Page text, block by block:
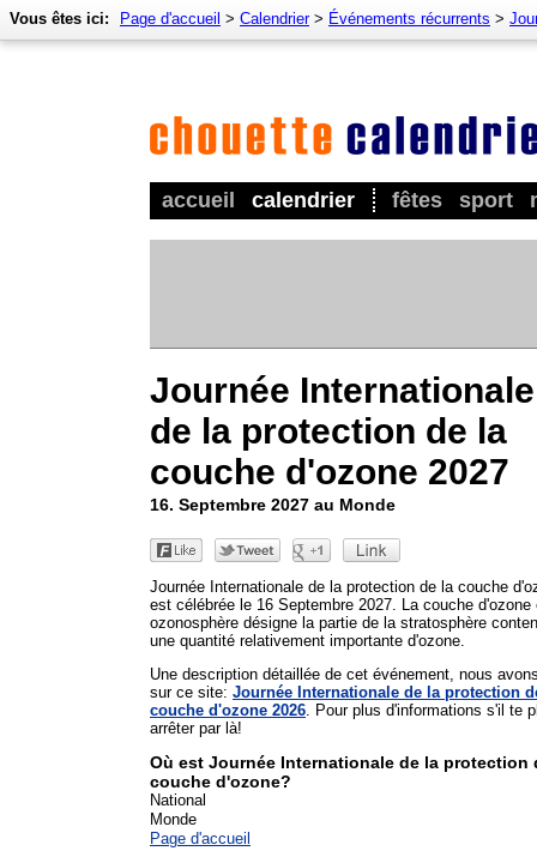
accueil calendrier fêtes sport
Vous êtes ici: Page d'accueil > Calendrier> Événements récurrents >
Journée Internationale
de la protection de la
couche d'ozone 2027
16. Septembre 2027 au Monde
Journée Internationale de la protection de la couche
est célébrée le 16 Septembre 2027. La couche d'ozone
ozonosphère désigne la partie de la stratosphère
une quantité relativement importante d'ozone.
Une description détaillée de cet événement, nous
sur ce site: Journée Internationale de la protection
couche d'ozone 2026 . Pour plus d'informations s'il te
arrêter par là!
Où est Journée Internationale de la protection
couche d'ozone?
National
Monde
Page d'accueil